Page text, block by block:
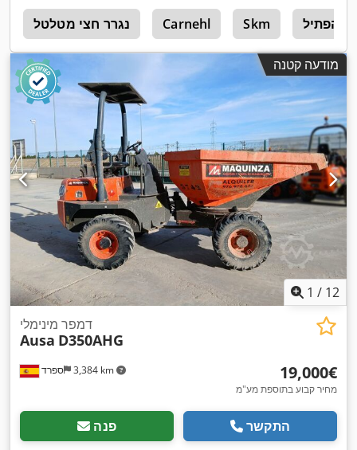
נגרר חצי מטלטל Carnehl Skm
מודעה קטנה
1 / 12
ספרד 3,384 km
דמפר מינימלי
Ausa D350AHG
‏19,000 ‏€
מחיר קבוע בתוספת מע"מ
פנה התקשר